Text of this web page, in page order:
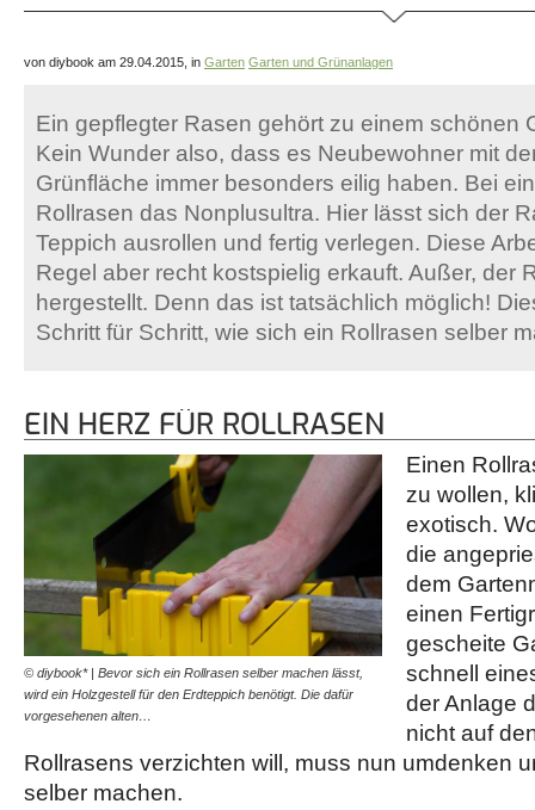
von diybook am 29.04.2015, in Garten Garten und Grünanlagen
Ein gepflegter Rasen gehört zu einem schönen
Kein Wunder also, dass es Neubewohner mit
Grünfläche immer besonders eilig haben. Bei
Rollrasen das Nonplusultra. Hier lässt sich der
Teppich ausrollen und fertig verlegen. Diese
Regel aber recht kostspielig erkauft. Außer, der
hergestellt. Denn das ist tatsächlich möglich!
Schritt für Schritt, wie sich ein Rollrasen selber
EIN HERZ FÜR ROLLRASEN
© diybook* | Bevor sich ein Rollrasen selber machen lässt,
wird ein Holzgestell für den Erdteppich benötigt. Die dafür
vorgesehenen alten…
Einen
zu wollen,
exotisch.
die
dem
einen
gescheite
schnell
der Anlage
nicht auf
Rollrasens verzichten will, muss nun umdenken
selber machen.